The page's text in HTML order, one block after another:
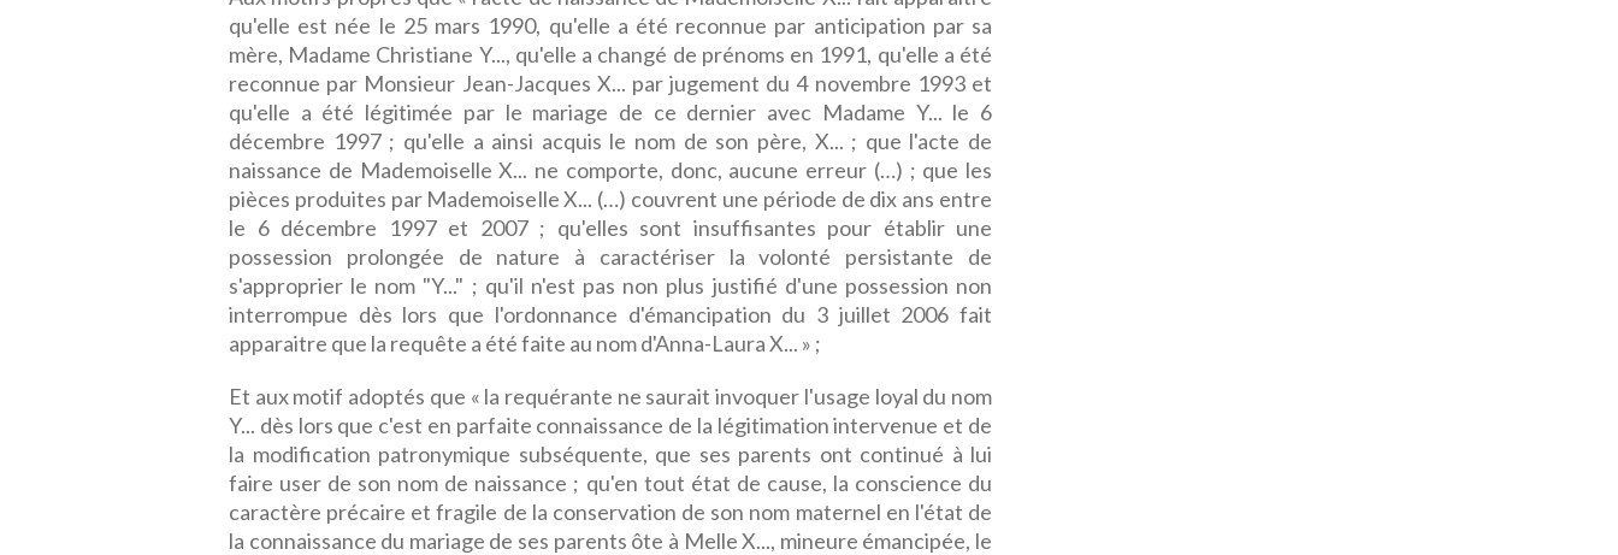
qu'elle est née le 25 mars 1990, qu'elle a été reconnue par anticipation par sa
mère, Madame Christiane Y..., qu'elle a changé de prénoms en 1991, qu'elle a été
reconnue par Monsieur Jean-Jacques X... par jugement du 4 novembre 1993 et
qu'elle a été légitimée par le mariage de ce dernier avec Madame Y... le 6
décembre 1997 ; qu'elle a ainsi acquis le nom de son père, X... ; que l'acte de
naissance de Mademoiselle X... ne comporte, donc, aucune erreur (…) ; que les
pièces produites par Mademoiselle X... (…) couvrent une période de dix ans entre
le 6 décembre 1997 et 2007 ; qu'elles sont insuffisantes pour établir une
possession prolongée de nature à caractériser la volonté persistante de
s'approprier le nom "Y..." ; qu'il n'est pas non plus justifié d'une possession non
interrompue dès lors que l'ordonnance d'émancipation du 3 juillet 2006 fait
apparaitre que la requête a été faite au nom d'Anna-Laura X... » ;
Et aux motif adoptés que « la requérante ne saurait invoquer l'usage loyal du nom
Y... dès lors que c'est en parfaite connaissance de la légitimation intervenue et de
la modification patronymique subséquente, que ses parents ont continué à lui
faire user de son nom de naissance ; qu'en tout état de cause, la conscience du
caractère précaire et fragile de la conservation de son nom maternel en l'état de
la connaissance du mariage de ses parents ôte à Melle X..., mineure émancipée, le